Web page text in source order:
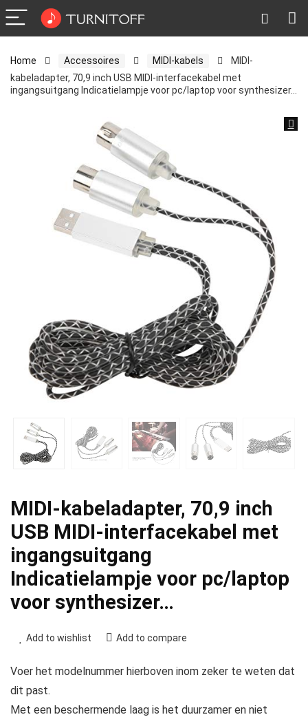
Home Accessoires MIDI-kabels
MIDI-
kabeladapter, 70,9 inch USB MIDI-interfacekabel met
ingangsuitgang Indicatielampje voor pc/laptop voor synthesizer…
MIDI-kabeladapter, 70,9 inch
USB MIDI-interfacekabel met
ingangsuitgang
Indicatielampje voor pc/laptop
voor synthesizer…
Add to wishlist Add to compare
Voer het modelnummer hierboven inom zeker te weten dat
dit past.
Met een beschermende laag is het duurzamer en niet